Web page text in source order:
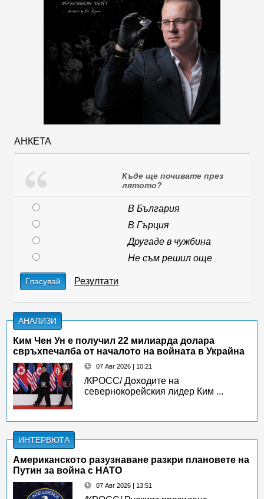
АНКЕТА
Къде ще почивате през
лятото?
В България
В Гърция
Другаде в чужбина
Не съм решил още
Гласувай Резултати
АНАЛИЗИ
Ким Чен Ун е получил 22 милиарда долара
свръхпечалба от началото на войната в Украйна
07 Авг 2026 | 10:21
/КРОСС/ Доходите на
севернокорейския лидер Ким ...
ИНТЕРВЮТА
Американското разузнаване разкри плановете на
Путин за война с НАТО
07 Авг 2026 | 13:51